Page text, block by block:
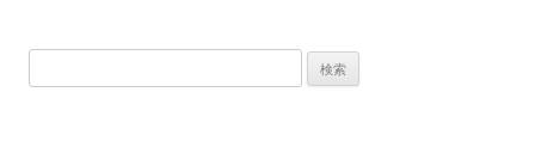
索: